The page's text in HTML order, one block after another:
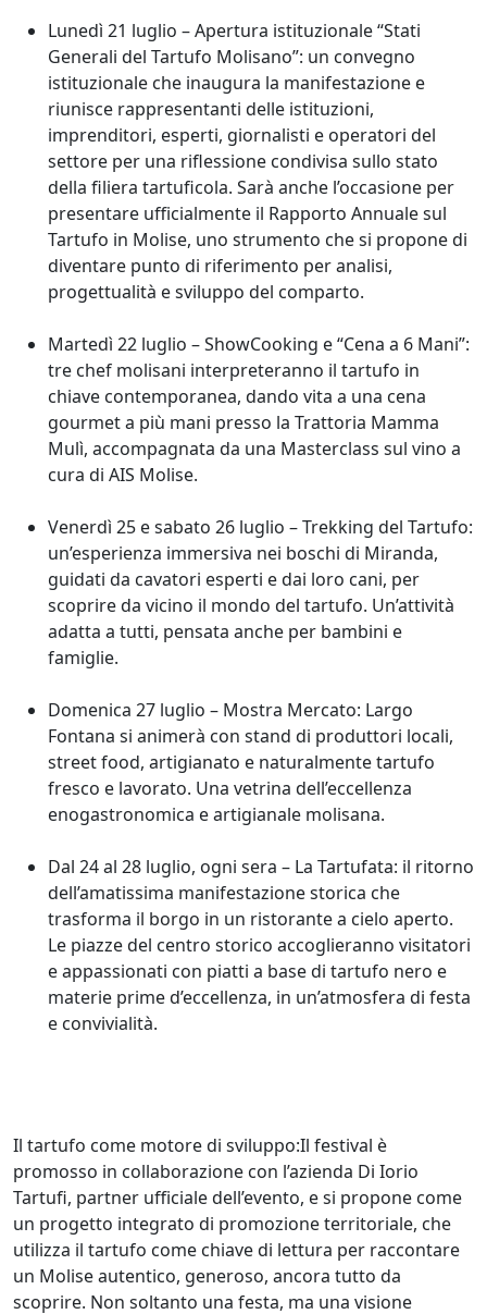
Lunedì 21 luglio – Apertura istituzionale “Stati
Generali del Tartufo Molisano”: un convegno
istituzionale che inaugura la manifestazione e
riunisce rappresentanti delle istituzioni,
imprenditori, esperti, giornalisti e operatori del
settore per una riflessione condivisa sullo stato
della filiera tartuficola. Sarà anche l’occasione per
presentare ufficialmente il Rapporto Annuale sul
Tartufo in Molise, uno strumento che si propone di
diventare punto di riferimento per analisi,
progettualità e sviluppo del comparto.
Martedì 22 luglio – ShowCooking e “Cena a 6 Mani”:
tre chef molisani interpreteranno il tartufo in
chiave contemporanea, dando vita a una cena
gourmet a più mani presso la Trattoria Mamma
Mulì, accompagnata da una Masterclass sul vino a
cura di AIS Molise.
Venerdì 25 e sabato 26 luglio – Trekking del Tartufo:
un’esperienza immersiva nei boschi di Miranda,
guidati da cavatori esperti e dai loro cani, per
scoprire da vicino il mondo del tartufo. Un’attività
adatta a tutti, pensata anche per bambini e
famiglie.
Domenica 27 luglio – Mostra Mercato: Largo
Fontana si animerà con stand di produttori locali,
street food, artigianato e naturalmente tartufo
fresco e lavorato. Una vetrina dell’eccellenza
enogastronomica e artigianale molisana.
Dal 24 al 28 luglio, ogni sera – La Tartufata: il ritorno
dell’amatissima manifestazione storica che
trasforma il borgo in un ristorante a cielo aperto.
Le piazze del centro storico accoglieranno visitatori
e appassionati con piatti a base di tartufo nero e
materie prime d’eccellenza, in un’atmosfera di festa
e convivialità.
Il tartufo come motore di sviluppo:Il festival è
promosso in collaborazione con l’azienda Di Iorio
Tartufi, partner ufficiale dell’evento, e si propone come
un progetto integrato di promozione territoriale, che
utilizza il tartufo come chiave di lettura per raccontare
un Molise autentico, generoso, ancora tutto da
scoprire. Non soltanto una festa, ma una visione